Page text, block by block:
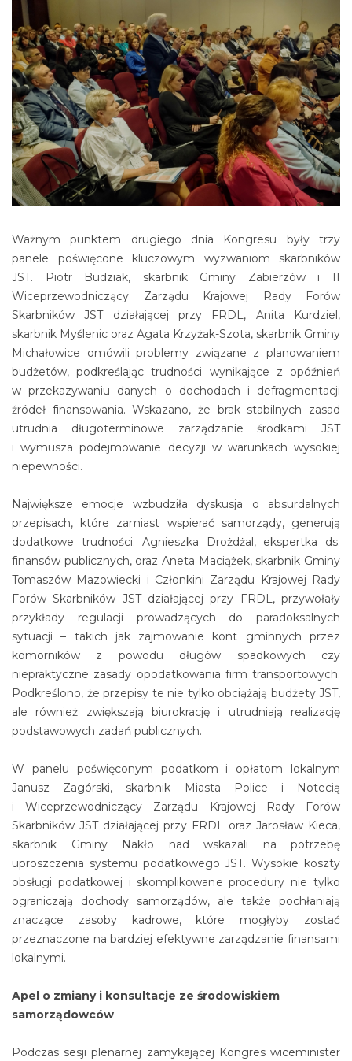
Ważnym punktem drugiego dnia Kongresu były trzy
panele poświęcone kluczowym wyzwaniom skarbników
JST. Piotr Budziak, skarbnik Gminy Zabierzów i II
Wiceprzewodniczący Zarządu Krajowej Rady Forów
Skarbników JST działającej przy FRDL, Anita Kurdziel,
skarbnik Myślenic oraz Agata Krzyżak-Szota, skarbnik Gminy
Michałowice omówili problemy związane z planowaniem
budżetów, podkreślając trudności wynikające z opóźnień
w przekazywaniu danych o dochodach i defragmentacji
źródeł finansowania. Wskazano, że brak stabilnych zasad
utrudnia długoterminowe zarządzanie środkami JST
i wymusza podejmowanie decyzji w warunkach wysokiej
niepewności.
Największe emocje wzbudziła dyskusja o absurdalnych
przepisach, które zamiast wspierać samorządy, generują
dodatkowe trudności. Agnieszka Drożdżal, ekspertka ds.
finansów publicznych, oraz Aneta Maciążek, skarbnik Gminy
Tomaszów Mazowiecki i Członkini Zarządu Krajowej Rady
Forów Skarbników JST działającej przy FRDL, przywołały
przykłady regulacji prowadzących do paradoksalnych
sytuacji – takich jak zajmowanie kont gminnych przez
komorników z powodu długów spadkowych czy
niepraktyczne zasady opodatkowania firm transportowych.
Podkreślono, że przepisy te nie tylko obciążają budżety JST,
ale również zwiększają biurokrację i utrudniają realizację
podstawowych zadań publicznych.
W panelu poświęconym podatkom i opłatom lokalnym
Janusz Zagórski, skarbnik Miasta Police i Notecią
i Wiceprzewodniczący Zarządu Krajowej Rady Forów
Skarbników JST działającej przy FRDL oraz Jarosław Kieca,
skarbnik Gminy Nakło nad wskazali na potrzebę
uproszczenia systemu podatkowego JST. Wysokie koszty
obsługi podatkowej i skomplikowane procedury nie tylko
ograniczają dochody samorządów, ale także pochłaniają
znaczące zasoby kadrowe, które mogłyby zostać
przeznaczone na bardziej efektywne zarządzanie finansami
lokalnymi.
Apel o zmiany i konsultacje ze środowiskiem
samorządowców
Podczas sesji plenarnej zamykającej Kongres wiceminister